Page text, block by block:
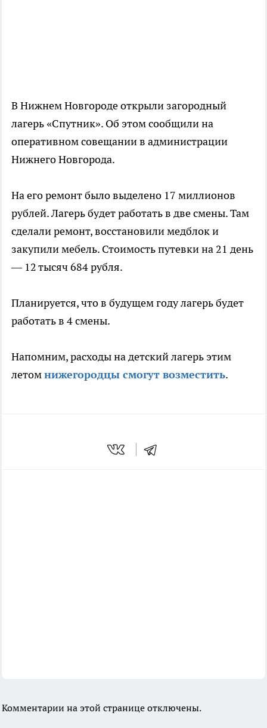
В Нижнем Новгороде открыли загородный
лагерь «Спутник». Об этом сообщили на
оперативном совещании в администрации
Нижнего Новгорода.
На его ремонт было выделено 17 миллионов
рублей. Лагерь будет работать в две смены. Там
сделали ремонт, восстановили медблок и
закупили мебель. Стоимость путевки на 21 день
— 12 тысяч 684 рубля.
Планируется, что в будущем году лагерь будет
работать в 4 смены.
Напомним, расходы на детский лагерь этим
летомнижегородцы смогут возместить.
Комментарии на этой странице отключены.